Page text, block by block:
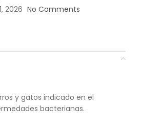
2026 No Comments
y gatos indicado en el
bacterianas.